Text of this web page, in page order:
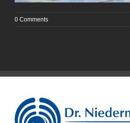
0 Comments